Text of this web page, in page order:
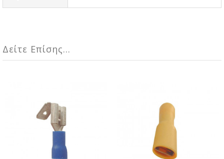
Δείτε Επίσης...